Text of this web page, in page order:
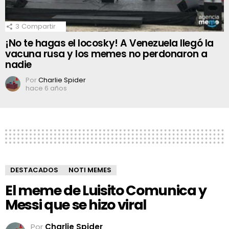
3 Compartir
¡No te hagas el locosky! A Venezuela llegó la
vacuna rusa y los memes no perdonaron a
nadie
PorCharlie Spider
hace 6 años
DESTACADOS NOTI MEMES
El meme de Luisito Comunica y
Messi que se hizo viral
Por Charlie Spider